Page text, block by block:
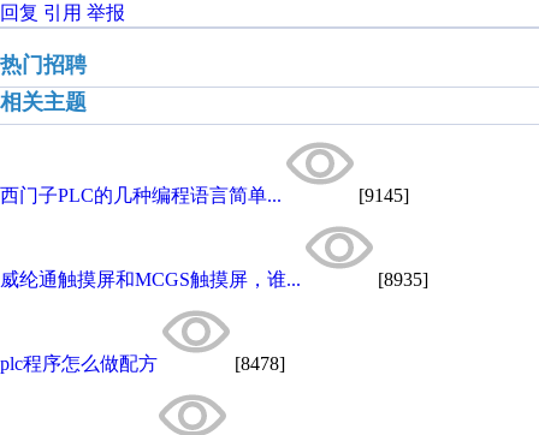
回复 引用 举报
热门招聘
相关主题
西门子PLC的几种编程语言简单... [9145]
威纶通触摸屏和MCGS触摸屏，谁... [8935]
plc程序怎么做配方 [8478]